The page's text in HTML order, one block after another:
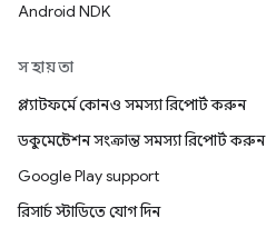
Android NDK
সহায়তা
প্ল্যাটফর্মে কোনও সমস্যা রিপোর্ট করুন
ডকুমেন্টেশন সংক্রান্ত সমস্যা রিপোর্ট করুন
Google Play support
রিসার্চ স্টাডিতে যোগ দিন